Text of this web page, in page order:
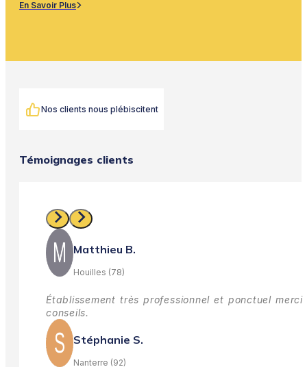
En Savoir Plus
Nos clients nous plébiscitent
Témoignages clients
Matthieu B.
Houilles (78)
Établissement très professionnel et ponctuel
conseils.
Stéphanie S.
Nanterre (92)